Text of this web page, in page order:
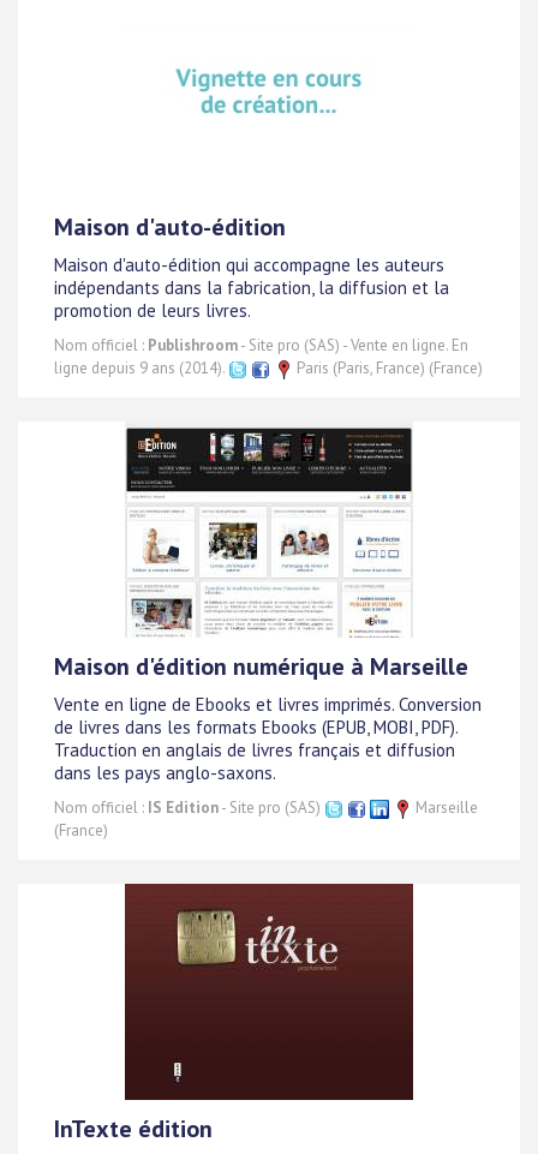
Maison d'auto-édition
Maison d'auto-édition qui accompagne les auteurs
indépendants dans la fabrication, la diffusion et la
promotion de leurs livres.
Nom officiel : Publishroom- Site pro (SAS) - Vente en ligne. En
ligne depuis 9 ans (2014).
Paris (Paris, France) (France)
Maison d'édition numérique à Marseille
Vente en ligne de Ebooks et livres imprimés. Conversion
de livres dans les formats Ebooks (EPUB, MOBI, PDF).
Traduction en anglais de livres français et diffusion
dans les pays anglo-saxons.
Nom officiel : IS Edition- Site pro (SAS)
Marseille
(France)
InTexte édition